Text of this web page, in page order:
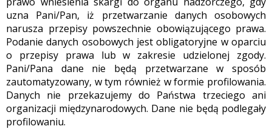
uzna Pani/Pan, iż przetwarzanie danych osobowych
narusza przepisy powszechnie obowiązującego prawa.
Podanie danych osobowych jest obligatoryjne w oparciu
o przepisy prawa lub w zakresie udzielonej zgody.
Pani/Pana dane nie będą przetwarzane w sposób
zautomatyzowany, w tym również w formie profilowania.
Danych nie przekazujemy do Państwa trzeciego ani
organizacji międzynarodowych. Dane nie będą podlegały
profilowaniu.